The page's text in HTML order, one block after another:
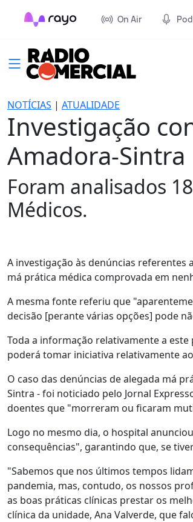
On Air
NOTÍCIAS | ATUALIDADE
Investigação
Amadora-Sintra
Foram analisados
Médicos.
A investigação às denúncias referentes
má prática médica comprovada em
A mesma fonte referiu que
decisão [perante várias opções] pode
Toda a informação relativamente a
poderá tomar iniciativa relativamente
O caso das denúncias de alegada má
Sintra - foi noticiado pelo Jornal
doentes que "morreram ou ficaram
Logo no mesmo dia, o hospital
consequências", garantindo que, se
"Sabemos que nos últimos tempos
pandemia, mas, contudo, os nossos
as boas práticas clínicas prestar os
clínica da unidade, Ana Valverde, que